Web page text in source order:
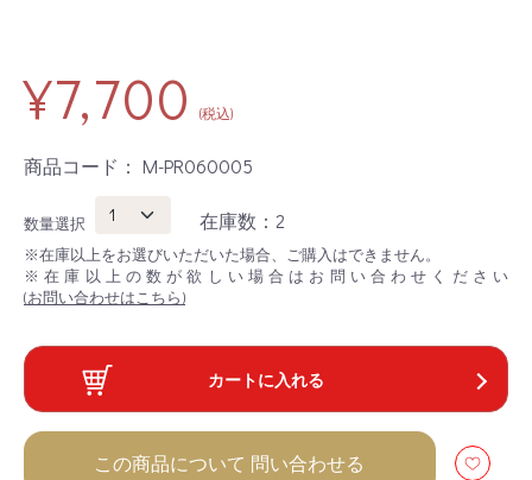
¥7,700 (税込)
商品コード： M-PR060005
数量選択 在庫数：2
※在庫以上をお選びいただいた場合、ご購入はできません。
※在庫以上の数が欲しい場合はお問い合わせください
(お問い合わせはこちら)
カートに入れる
この商品について 問い合わせる